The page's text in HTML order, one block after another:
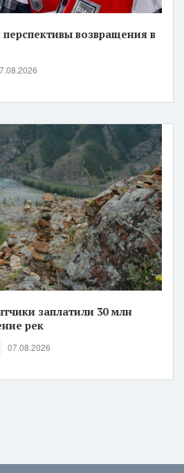
возвращения в
заплатили 30 млн
рек
07.08.2026